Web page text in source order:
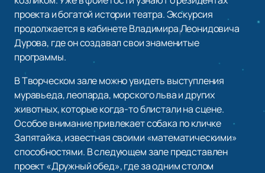
проекта и богатой истории театра. Экскурсия
продолжается в кабинете Владимира Леонидовича
Дурова, где он создавал свои знаменитые
программы.
В Творческом зале можно увидеть выступления
муравьеда, леопарда, морского льва и других
животных, которые когда-то блистали на сцене.
Особое внимание привлекает собака по кличке
Запятайка, известная своими «математическими»
способностями. В следующем зале представлен
проект «Дружный обед», где за одним столом